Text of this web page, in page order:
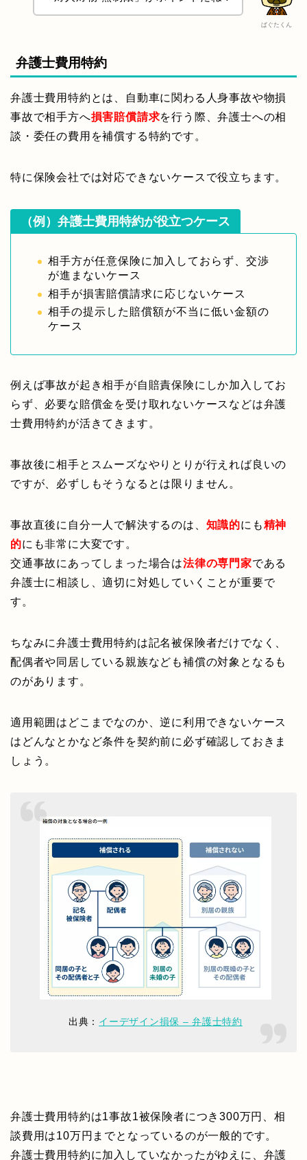
ぱぐたくん
弁護士費用特約
弁護士費用特約とは、自動車に関わる人身事故や物損
事故で相手方へ損害賠償請求を行う際、弁護士への相
談・委任の費用を補償する特約です。
特に保険会社では対応できないケースで役立ちます。
（例）弁護士費用特約が役立つケース
相手方が任意保険に加入しておらず、交渉
が進まないケース
相手が損害賠償請求に応じないケース
相手の提示した賠償額が不当に低い金額の
ケース
例えば事故が起き相手が自賠責保険にしか加入してお
らず、必要な賠償金を受け取れないケースなどは弁護
士費用特約が活きてきます。
事故後に相手とスムーズなやりとりが行えれば良いの
ですが、必ずしもそうなるとは限りません。
事故直後に自分一人で解決するのは、 知識的にも精神
的にも非常に大変です。
交通事故にあってしまった場合は法律の専門家である
弁護士に相談し、適切に対処していくことが重要で
す。
ちなみに弁護士費用特約は記名被保険者だけでなく、
配偶者や同居している親族なども補償の対象となるも
のがあります。
適用範囲はどこまでなのか、逆に利用できないケース
はどんなとかなど条件を契約前に必ず確認しておきま
しょう。
出典： イーデザイン損保 – 弁護士特約
弁護士費用特約は1事故1被保険者につき300万円、相
談費用は10万円までとなっているのが一般的です。
弁護士費用特約に加入していなかったがゆえに、弁護